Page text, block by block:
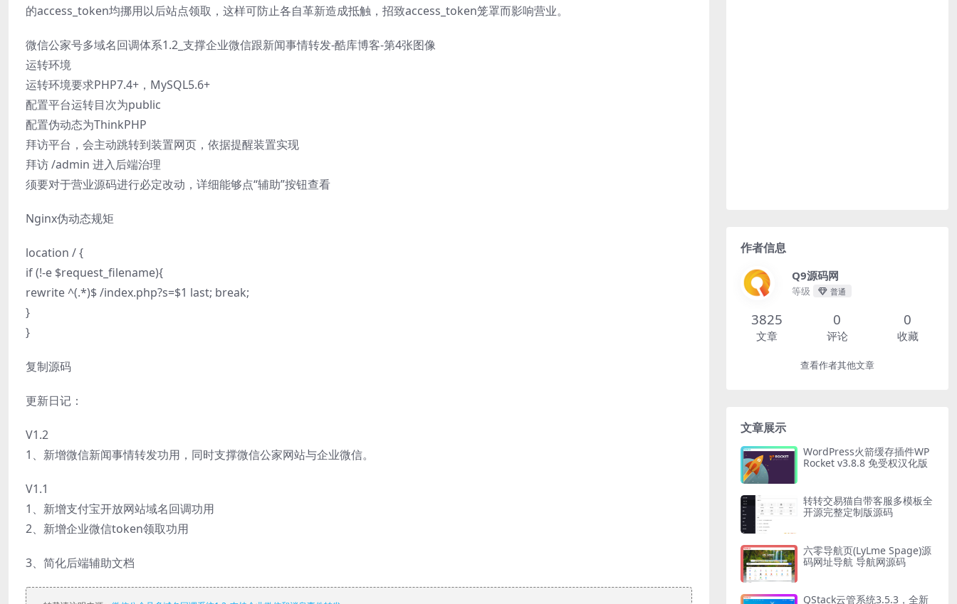
的access_token均挪用以后站点领取，这样可防止各自革新造成抵触，招致access_token笼罩而影响营业。
微信公家号多域名回调体系1.2_支撑企业微信跟新闻事情转发-酷库博客-第4张图像
运转环境
运转环境要求PHP7.4+，MySQL5.6+
配置平台运转目次为public
配置伪动态为ThinkPHP
拜访平台，会主动跳转到装置网页，依据提醒装置实现
拜访 /admin 进入后端治理
须要对于营业源码进行必定改动，详细能够点“辅助”按钮查看
Nginx伪动态规矩
location / {
if (!-e $request_filename){
rewrite ^(.*)$ /index.php?s=$1 last; break;
}
}
复制源码
更新日记：
V1.2
1、新增微信新闻事情转发功用，同时支撑微信公家网站与企业微信。
V1.1
1、新增支付宝开放网站域名回调功用
2、新增企业微信token领取功用
3、简化后端辅助文档
作者信息
Q9源码网
等级 普通
3825
文章
0
评论
0
收藏
查看作者其他文章
文章展示
WordPress火箭缓存插件WP
Rocket v3.8.8 免受权汉化版
转转交易猫自带客服多模板全
开源完整定制版源码
六零导航页(LyLme Spage)源
码网址导航 导航网源码
QStack云管系统3.5.3，全新